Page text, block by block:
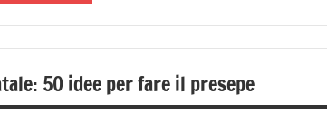
50 idee per fare il presepe